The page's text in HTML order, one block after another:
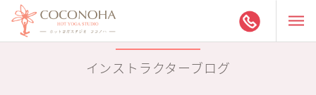
インストラクターブログ